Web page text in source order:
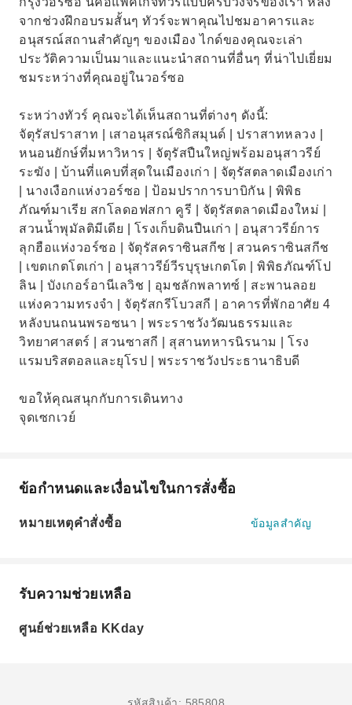
จากช่วงฝึกอบรมสั้นๆ ทัวร์จะพาคุณไปชมอาคารและ
อนุสรณ์สถานสำคัญๆ ของเมือง ไกด์ของคุณจะเล่า
ประวัติความเป็นมาและแนะนำสถานที่อื่นๆ ที่น่าไปเยี่ยม
ชมระหว่างที่คุณอยู่ในวอร์ซอ
ระหว่างทัวร์ คุณจะได้เห็นสถานที่ต่างๆ ดังนี้:
จัตุรัสปราสาท | เสาอนุสรณ์ซิกิสมุนด์ | ปราสาทหลวง |
หนอนยักษ์ที่มหาวิหาร | จัตุรัสปืนใหญ่พร้อมอนุสาวรีย์
ระฆัง | บ้านที่แคบที่สุดในเมืองเก่า | จัตุรัสตลาดเมืองเก่า
| นางเงือกแห่งวอร์ซอ | ป้อมปราการบาบิกัน | พิพิธ
ภัณฑ์มาเรีย สกโลดอฟสกา คูรี | จัตุรัสตลาดเมืองใหม่ |
สวนน้ำพุมัลติมีเดีย | โรงเก็บดินปืนเก่า | อนุสาวรีย์การ
ลุกฮือแห่งวอร์ซอ | จัตุรัสคราซินสกีช | สวนคราซินสกีช
| เขตเกตโตเก่า | อนุสาวรีย์วีรบุรุษเกตโต | พิพิธภัณฑ์โป
ลิน | บังเกอร์อานีเลวิช | อุมชลักพลาทซ์ | สะพานลอย
แห่งความทรงจำ | จัตุรัสกรีโบวสกี | อาคารที่พักอาศัย 4
หลังบนถนนพรอซนา | พระราชวังวัฒนธรรมและ
วิทยาศาสตร์ | สวนซาสกี | สุสานทหารนิรนาม | โรง
แรมบริสตอลและยุโรป | พระราชวังประธานาธิบดี
ขอให้คุณสนุกกับการเดินทาง
จุดเซกเวย์
ข้อกำหนดและเงื่อนไขในการสั่งซื้อ
หมายเหตุคำสั่งซื้อ ข้อมูลสำคัญ
รับความช่วยเหลือ
ศูนย์ช่วยเหลือ KKday